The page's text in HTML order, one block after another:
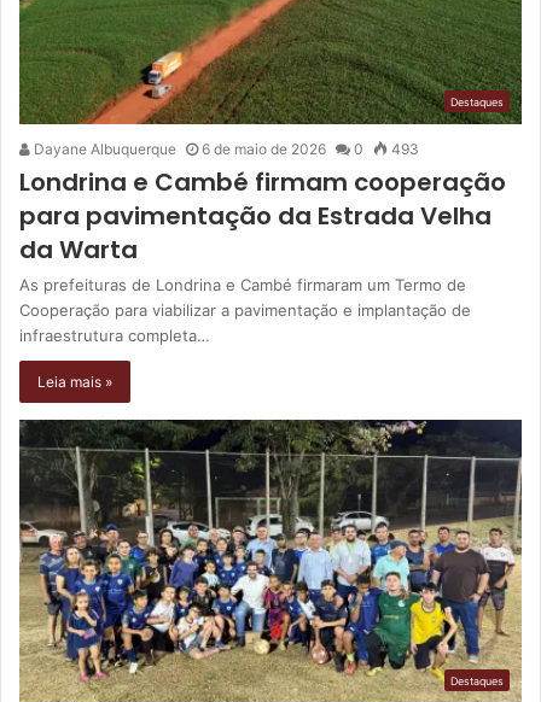
Destaques
Dayane Albuquerque 6 de maio de 2026 0 493
Londrina e Cambé firmam cooperação
para pavimentação da Estrada Velha
da Warta
As prefeituras de Londrina e Cambé firmaram um Termo de
Cooperação para viabilizar a pavimentação e implantação de
infraestrutura completa…
Leia mais »
Destaques